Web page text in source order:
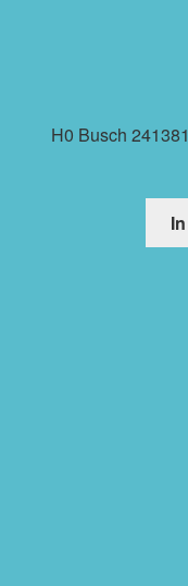
H0 Busch